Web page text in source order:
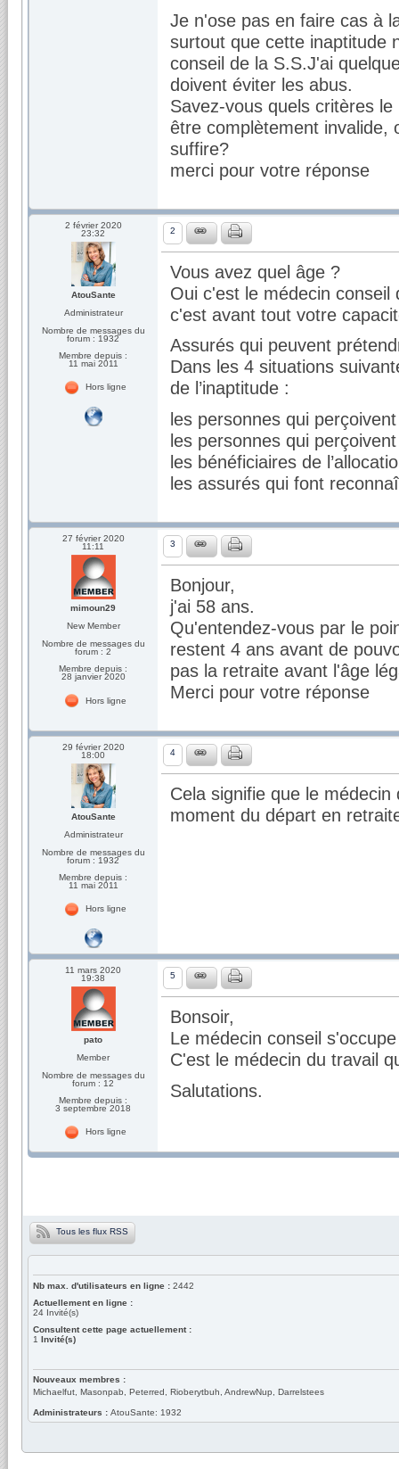
Je n'ose pas en faire cas à
surtout que cette inaptitude
conseil de la S.S.J'ai
doivent éviter les abus.
Savez-vous quels critères
être complètement invalide,
suffire?
merci pour votre réponse
2 février 2020
23:32
AtouSante
Administrateur
Nombre de messages du
forum : 1932
Membre depuis :
11 mai 2011
Hors ligne
2
Vous avez quel âge ?
Oui c'est le médecin
c'est avant tout votre
Assurés qui peuvent
Dans les 4 situations
de l’inaptitude :
les personnes qui
les personnes qui
les bénéficiaires de
les assurés qui font
27 février 2020
11:11
mimoun29
New Member
Nombre de messages du
forum : 2
Membre depuis :
28 janvier 2020
Hors ligne
3
Bonjour,
j'ai 58 ans.
Qu'entendez-vous par le
restent 4 ans avant de
pas la retraite avant l'âge
Merci pour votre réponse
29 février 2020
18:00
AtouSante
Administrateur
Nombre de messages du
forum : 1932
Membre depuis :
11 mai 2011
Hors ligne
4
Cela signifie que le
moment du départ en
11 mars 2020
19:38
pato
Member
Nombre de messages du
forum : 12
Membre depuis :
3 septembre 2018
Hors ligne
5
Bonsoir,
Le médecin conseil
C'est le médecin du travail
Salutations.
Tous les flux RSS
Nb max. d'utilisateurs en ligne : 2442
Actuellement en ligne :
24 Invité(s)
Consultent cette page actuellement :
1 Invité(s)
Nouveaux membres :
Michaelfut, Masonpab, Peterred, Rioberytbuh, AndrewNup, Darrelstees
Administrateurs : AtouSante: 1932